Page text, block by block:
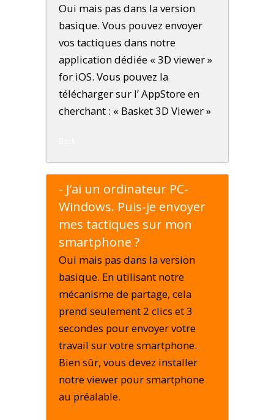
Oui mais pas dans la version
basique. Vous pouvez envoyer
vos tactiques dans notre
application dédiée « 3D viewer »
for iOS. Vous pouvez la
télécharger sur l’ AppStore en
cherchant : « Basket 3D Viewer »
- J’ai un ordinateur PC-
Windows. Puis-je envoyer
mes tactiques sur mon
smartphone ?
Oui mais pas dans la version
basique. En utilisant notre
mécanisme de partage, cela
prend seulement 2 clics et 3
secondes pour envoyer votre
travail sur votre smartphone.
Bien sûr, vous devez installer
notre viewer pour smartphone
au préalable.